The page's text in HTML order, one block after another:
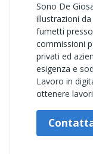
Sono De
illustrazioni
fumetti
commissioni
privati ed
esigenza e
Lavoro in
ottenere